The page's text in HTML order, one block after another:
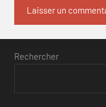
Rechercher